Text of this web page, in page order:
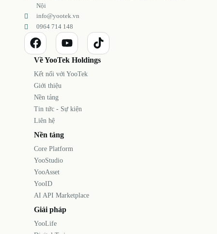
Nội
info@yootek.vn
0964 714 148
Về YooTek Holdings
Kết nối với YooTek
Giới thiệu
Nền tảng
Tin tức - Sự kiện
Liên hệ
Nền tảng
Core Platform
YooStudio
YooAsset
YooID
AI API Marketplace
Giải pháp
YooLife